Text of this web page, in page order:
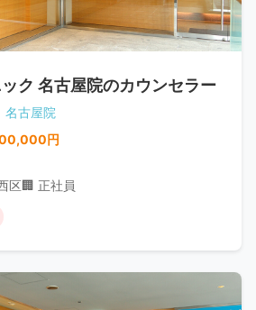
ク 名古屋院のカウンセラー
名古屋院
円
区🏢 正社員